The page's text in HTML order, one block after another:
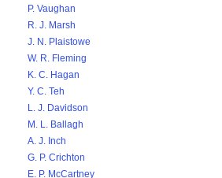
P. Vaughan
R. J. Marsh
J. N. Plaistowe
W. R. Fleming
K. C. Hagan
Y. C. Teh
L. J. Davidson
M. L. Ballagh
A. J. Inch
G. P. Crichton
E. P. McCartney